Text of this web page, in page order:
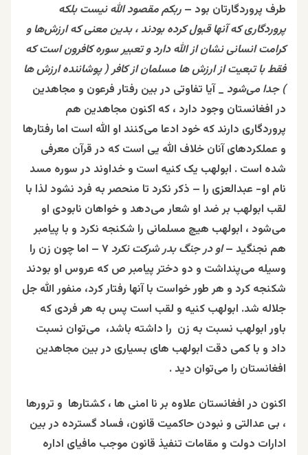
طرف پروردگارتان بود – ربکم مقصود الله نیست بلکه
پروردگاری که آنها قبول کرده‌ بودند ، بدین معنی که ارزش‌ها و
کرامت انسانی نشان از الله دارد و تعبیر سوره کافرون است که
فقط با تبعیت از ارزش ها مسلمان از کافر ( پوشاننده ارزش ها
) جدا می‌شود _ آیا تفاوتی در بین رفتار فرعون و مجاهدین
در افغانستان وجود دارد ، که اکنون مجاهدین هم
پروردگاری دارند که خود ادعا می‌کنند او الله است اما رفتارها
و عملکردهای آنان خلاف الله یی است که در قرآن معرفی
شده است . ابولهب یک کنیه است و خداوند در سوره مسد
نام او- عبدالعزی را – ذکر نکرد تا منحصر به فرد نشود لذا با
لقب ابولهب بر ضد او شعار می‌دهد و خواهان نابودی او
می‌شود ، ابولهب هیچ مسلمانی را شکنجه نکرد و با پیامبر
هم نجنگید –او در جنگ بدر شرکت نکرد
۷ – اما چون زن را
وسیله می‌پنداشت و دو دختر پیامبر ص که عروس او بودند
شکنجه کرد و هر طور خواست با آنها رفتار کرد، منفور الله جل
جلاله شد. ابولهب کنیه و لقب است پس به هر فردی که
باور ابولهب نسبت به زن را داشته باشد، می‌توان نسبت
داد و با کمی دقت ابولهب های بسیاری در بین مجاهدین
افغانستان را می‌توان دید .
اکنون در افغانستان علاوه بر نا امنی ها ، کشتارها و ترورها
، بی‌ عدالتی ‌و نبودن حاکمیت قانون، فساد گسترده در بین
ادارات دولت و مقامات تنفیذ قانون موجب مافیای اداره